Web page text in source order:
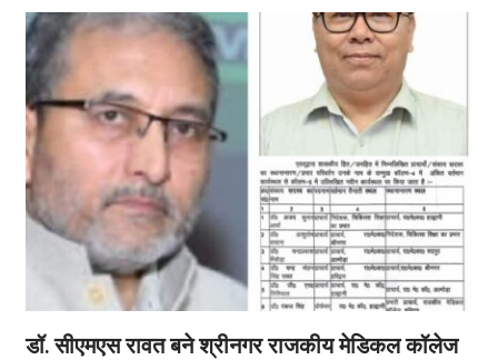
डॉ. सीएमएस रावत बने श्रीनगर राजकीय मेडिकल कॉलेज